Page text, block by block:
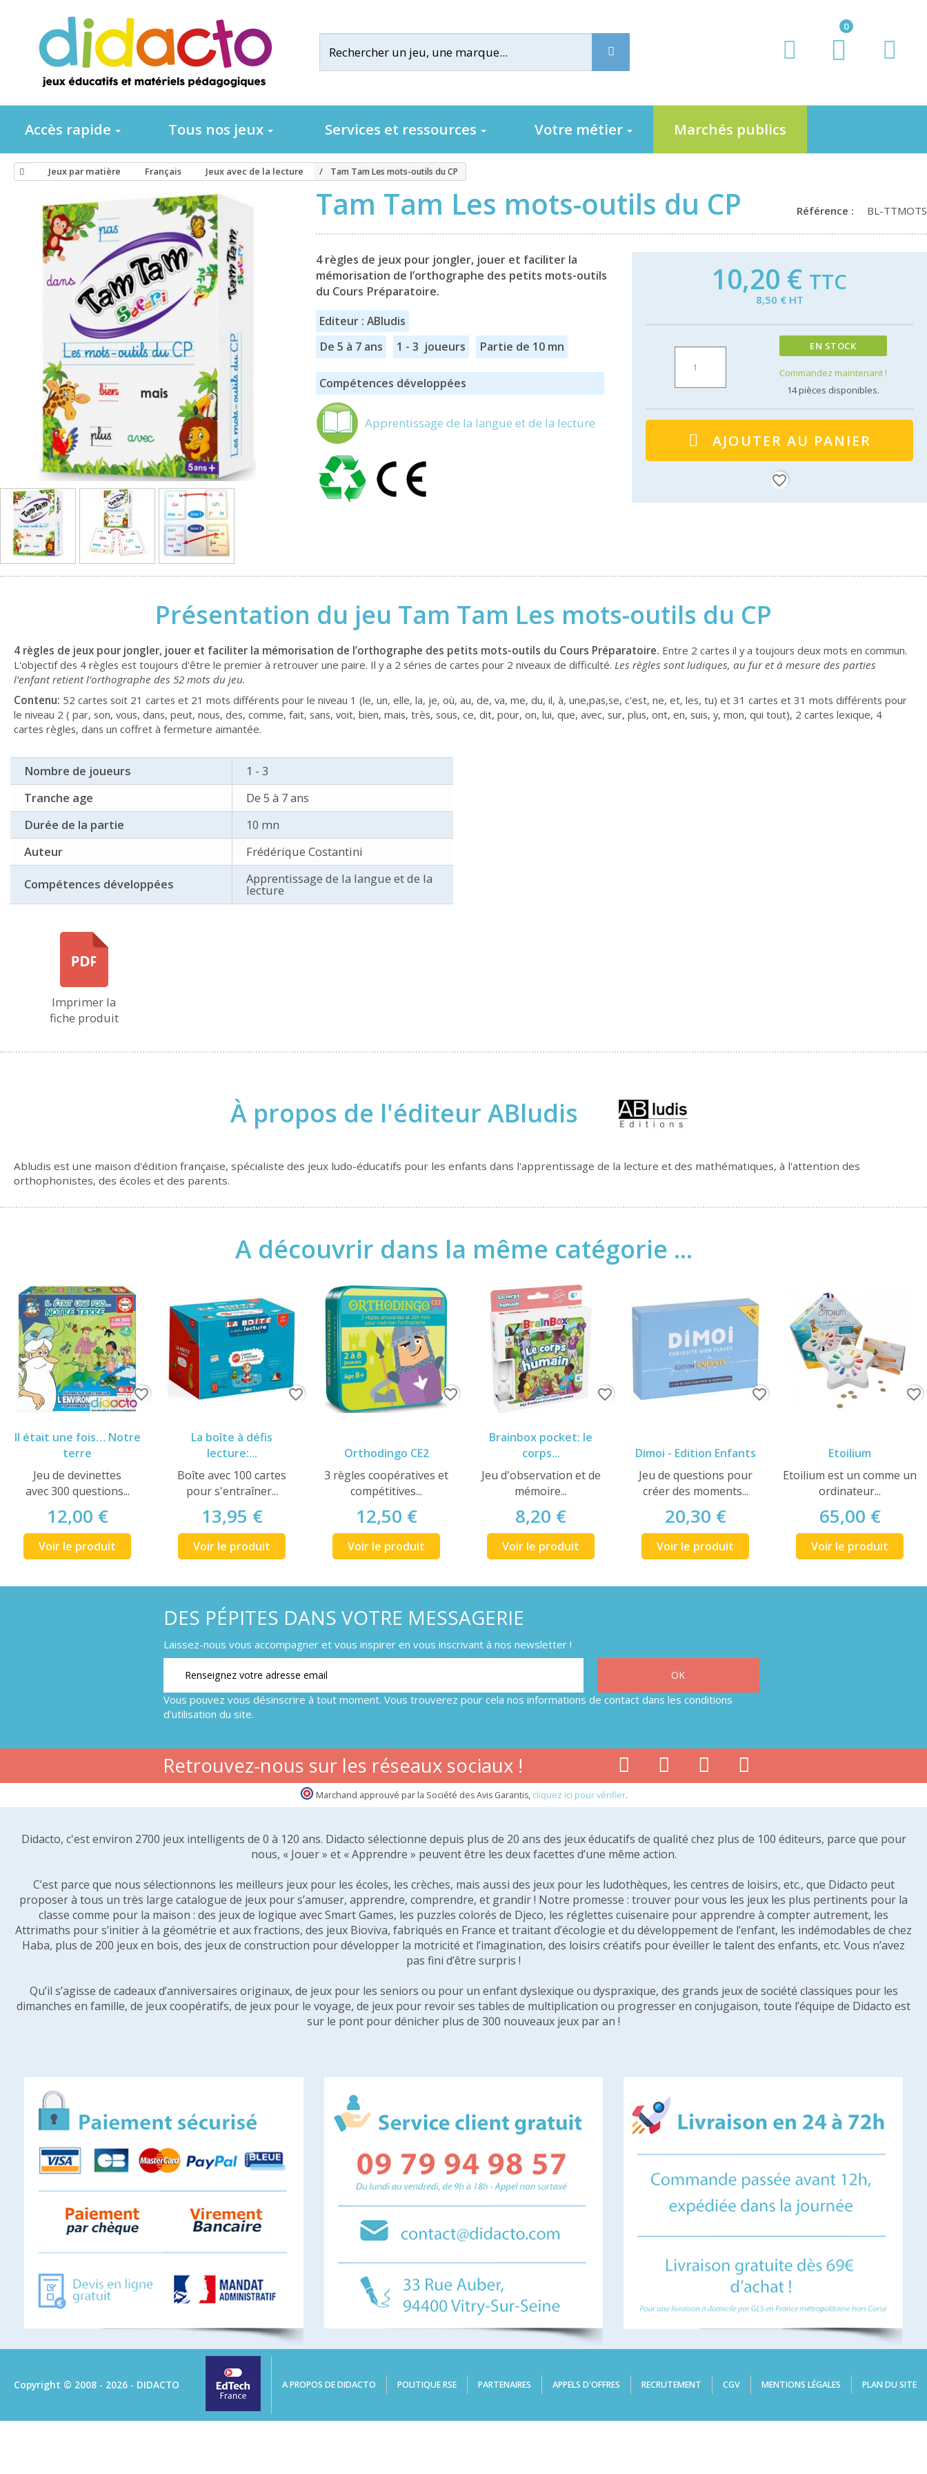
0
Accès rapide Tous nos jeux Services et ressources Votre métier Marchés publics
Jeux par matière Français Jeux avec de la lecture Tam Tam Les mots-outils du CP
Tam Tam Les mots-outils du CP Référence : BL-TTMOTS
4 règles de jeux pour jongler, jouer et faciliter la
mémorisation de l’orthographe des petits mots-outils
du Cours Préparatoire.
Editeur : ABludis
De 5 à 7 ans
1 - 3 joueurs Partie de 10 mn
Compétences développées
Apprentissage de la langue et de la lecture
10,20 € TTC
8,50 € HT
EN STOCK
Commandez maintenant !
14pièces disponibles.
AJOUTER AU PANIER
favorite_border
Présentation du jeu Tam Tam Les mots-outils du CP
4 règles de jeux pour jongler, jouer et faciliter la mémorisation de l’orthographe des petits mots-outils du Cours Préparatoire. Entre 2 cartes il y a toujours deux mots en commun.
L'objectif des 4 règles est toujours d'être le premier à retrouver une paire. Il y a 2 séries de cartes pour 2 niveaux de difficulté. Les règles sont ludiques, au fur et à mesure des parties
l’enfant retient l’orthographe des 52 mots du jeu.
Contenu: 52 cartes soit 21 cartes et 21 mots différents pour le niveau 1 (le, un, elle, la, je, où, au, de, va, me, du, il, à, une,pas,se, c'est, ne, et, les, tu) et 31 cartes et 31 mots différents pour
le niveau 2 ( par, son, vous, dans, peut, nous, des, comme, fait, sans, voit, bien, mais, très, sous, ce, dit, pour, on, lui, que, avec, sur, plus, ont, en, suis, y, mon, qui tout), 2 cartes lexique, 4
cartes règles, dans un coffret à fermeture aimantée.
Nombre de joueurs
1 - 3
Tranche age
De 5 à 7 ans
Durée de la partie
10 mn
Auteur
Frédérique Costantini
Compétences développées Apprentissage de la langue et de la
lecture
Imprimer la
fiche produit
À propos de l'éditeur ABludis
Abludis est une maison d'édition française, spécialiste des jeux ludo-éducatifs pour les enfants dans l'apprentissage de la lecture et des mathématiques, à l'attention des
orthophonistes, des écoles et des parents.
A découvrir dans la même catégorie ...
Il était une fois… Notre
terre
Jeu de devinettes
avec 300 questions...
12,00 €
Voir le produit
favorite_border
La boîte à défis
lecture:...
Boîte avec 100 cartes
pour s'entraîner...
13,95 €
Voir le produit
favorite_border
Orthodingo CE2
3 règles coopératives et
compétitives...
12,50 €
Voir le produit
favorite_border
Brainbox pocket: le
corps...
Jeu d'observation et de
mémoire...
8,20 €
Voir le produit
favorite_border
Dimoi - Edition Enfants
Jeu de questions pour
créer des moments...
20,30 €
Voir le produit
favorite_border
Etoilium
Etoilium est un comme un
ordinateur...
65,00 €
Voir le produit
favorite_border
DES PÉPITES DANS VOTRE MESSAGERIE
Laissez-nous vous accompagner et vous inspirer en vous inscrivant à nos newsletter !
Vous pouvez vous désinscrire à tout moment. Vous trouverez pour cela nos informations de contact dans les conditions
d'utilisation du site.
Retrouvez-nous sur les réseaux sociaux !
Marchand approuvé par la Société des Avis Garantis, cliquez ici pour vérifier.
Didacto, c'est environ 2700 jeux intelligents de 0 à 120 ans. Didacto sélectionne depuis plus de 20 ans des jeux éducatifs de qualité chez plus de 100 éditeurs, parce que pour
nous, « Jouer » et « Apprendre » peuvent être les deux facettes d’une même action.
C’est parce que nous sélectionnons les meilleurs jeux pour les écoles, les crèches, mais aussi des jeux pour les ludothèques, les centres de loisirs, etc., que Didacto peut
proposer à tous un très large catalogue de jeux pour s’amuser, apprendre, comprendre, et grandir ! Notre promesse : trouver pour vous les jeux les plus pertinents pour la
classe comme pour la maison : des jeux de logique avec Smart Games, les puzzles colorés de Djeco, les réglettes cuisenaire pour apprendre à compter autrement, les
Attrimaths pour s’initier à la géométrie et aux fractions, des jeux Bioviva, fabriqués en France et traitant d’écologie et du développement de l’enfant, les indémodables de chez
Haba, plus de 200 jeux en bois, des jeux de construction pour développer la motricité et l’imagination, des loisirs créatifs pour éveiller le talent des enfants, etc. Vous n’avez
pas fini d’être surpris !
Qu’il s’agisse de cadeaux d’anniversaires originaux, de jeux pour les seniors ou pour un enfant dyslexique ou dyspraxique, des grands jeux de société classiques pour les
dimanches en famille, de jeux coopératifs, de jeux pour le voyage, de jeux pour revoir ses tables de multiplication ou progresser en conjugaison, toute l’équipe de Didacto est
sur le pont pour dénicher plus de 300 nouveaux jeux par an !
Copyright © 2008 - 2026 - DIDACTO A PROPOS DE DIDACTO POLITIQUE RSE PARTENAIRES APPELS D'OFFRES RECRUTEMENT CGV MENTIONS LÉGALES PLAN DU SITE